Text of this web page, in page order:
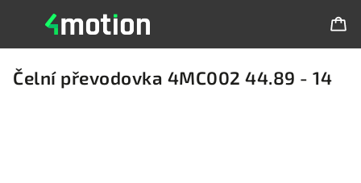
Čelní převodovka 4MC002 44.89 - 14